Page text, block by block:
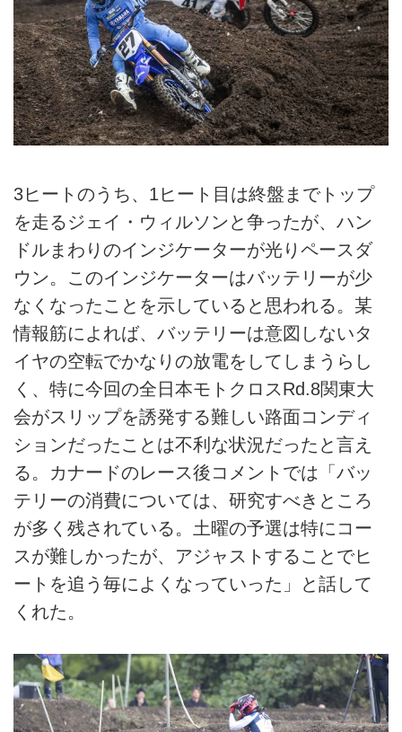
3ヒートのうち、1ヒート目は終盤までトップ
を走るジェイ・ウィルソンと争ったが、ハン
ドルまわりのインジケーターが光りペースダ
ウン。このインジケーターはバッテリーが少
なくなったことを示していると思われる。某
情報筋によれば、バッテリーは意図しないタ
イヤの空転でかなりの放電をしてしまうらし
く、特に今回の全日本モトクロスRd.8関東大
会がスリップを誘発する難しい路面コンディ
ションだったことは不利な状況だったと言え
る。カナードのレース後コメントでは「バッ
テリーの消費については、研究すべきところ
が多く残されている。土曜の予選は特にコー
スが難しかったが、アジャストすることでヒ
ートを追う毎によくなっていった」と話して
くれた。